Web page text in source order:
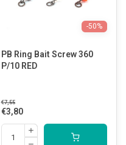
-50%
PB Ring Bait Screw 360
P/10 RED
€7,55
€3,80